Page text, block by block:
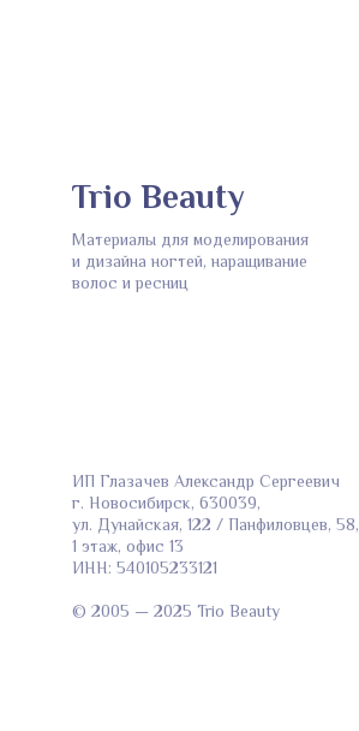
ИП Глазачев Александр Сергеевич
г. Новосибирск, 630039,
ул. Дунайская, 122 / Панфиловцев, 58,
1 этаж, офис 13
ИНН: 540105233121
© 2005 — 2025 Trio Beauty
Материалы для моделирования
и дизайна ногтей, наращивание
волос и ресниц
Trio Beauty